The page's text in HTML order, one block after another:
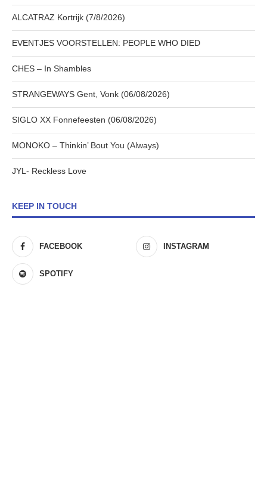
ALCATRAZ Kortrijk (7/8/2026)
EVENTJES VOORSTELLEN: PEOPLE WHO DIED
CHES – In Shambles
STRANGEWAYS Gent, Vonk (06/08/2026)
SIGLO XX Fonnefeesten (06/08/2026)
MONOKO – Thinkin’ Bout You (Always)
JYL- Reckless Love
KEEP IN TOUCH
FACEBOOK INSTAGRAM
SPOTIFY